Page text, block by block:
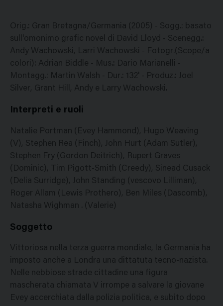
Orig.: Gran Bretagna/Germania (2005) - Sogg.: basato
sull'omonimo grafic novel di David Lloyd - Scenegg.:
Andy Wachowski, Larri Wachowski - Fotogr.(Scope/a
colori): Adrian Biddle - Mus.: Dario Marianelli -
Montagg.: Martin Walsh - Dur.: 132' - Produz.: Joel
Silver, Grant Hill, Andy e Larry Wachowski.
Interpreti e ruoli
Natalie Portman (Evey Hammond), Hugo Weaving
(V), Stephen Rea (Finch), John Hurt (Adam Sutler),
Stephen Fry (Gordon Deitrich), Rupert Graves
(Dominic), Tim Pigott-Smith (Creedy), Sinead Cusack
(Delia Surridge), John Standing (vescovo Lilliman),
Roger Allam (Lewis Prothero), Ben Miles (Dascomb),
Natasha Wighman . (Valerie)
Soggetto
Vittoriosa nella terza guerra mondiale, la Germania ha
imposto anche a Londra una dittatuta tecno-nazista.
Nelle nebbiose strade cittadine una figura
mascherata chiamata V irrompe a salvare la giovane
Evey accerchiata dalla polizia politica, e subito dopo